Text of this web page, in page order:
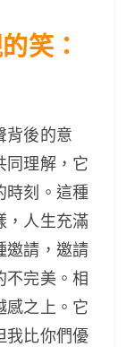
笑：
背後的意
同理解，它
時刻。這種
，人生充滿
邀請，邀請
不完美。相
感之上。它
我比你們優